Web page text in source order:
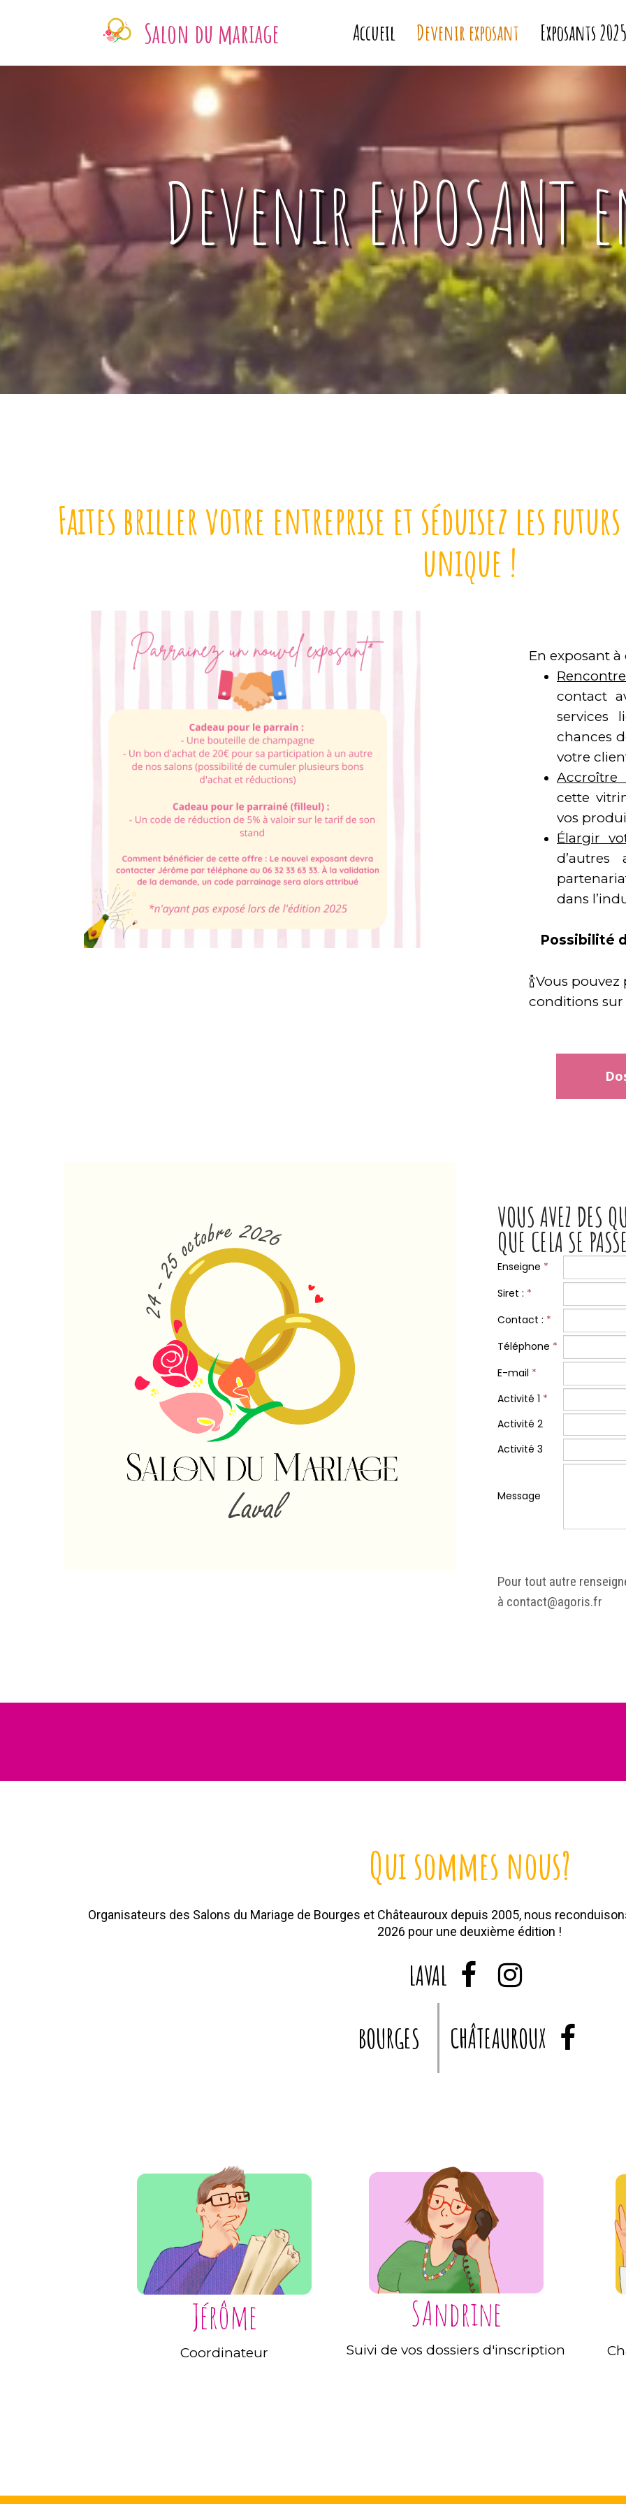
Salon du mariage Accueil Devenir exposant Exposants 2025
Devenir ExPOSANT
Faites briller votre entreprise et séduisez les
unique !
En exposant à
contact
services
chances
votre
Accroître
cette
vos
Élargir
dans
Possibilité
🍾Vous
conditions sur
VOUS AVEZ DES
QUE CELA SE
Enseigne *
Siret : *
Contact : *
Téléphone *
E-mail *
Activité 1 *
Activité 2
Activité 3
Message
Pour tout autre
à contact@agoris.fr
Qui sommes nous?
Organisateurs des Salons du Mariage de Bourges et Châteauroux depuis 2005, nous
2026 pour une deuxième édition !
LAVAL  
BOURGES CHÂTEAUROUX 
Jérôme
Coordinateur
SAndrine
Suivi de vos dossiers d'inscription